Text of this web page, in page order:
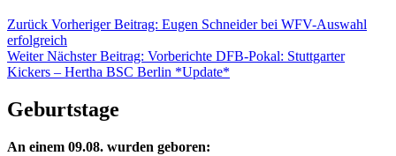
Zurück Vorheriger Beitrag: Eugen Schneider bei WFV-Auswahl
erfolgreich
Weiter Nächster Beitrag: Vorberichte DFB-Pokal: Stuttgarter
Kickers – Hertha BSC Berlin *Update*
Geburtstage
An einem 09.08. wurden geboren: